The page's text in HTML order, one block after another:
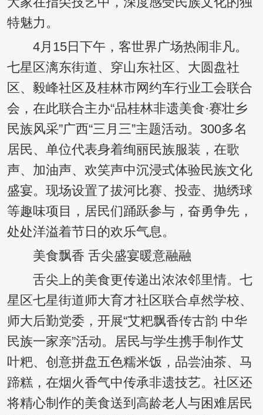
特魅力。
4月15日下午，客世界广场热闹非凡。
七星区漓东街道、穿山东社区、大圆盘社
区、毅峰社区及桂林市网约车行业工会联合
会，在此联合主办“品桂林非遗美食·赛壮乡
民族风采”广西“三月三”主题活动。300多名
居民、单位代表身着绚丽民族服装，在歌
声、加油声、欢笑声中沉浸式体验民族文化
盛宴。现场设置了拔河比赛、投壶、抛绣球
等趣味项目，居民们踊跃参与，奋勇争先，
处处洋溢着节日的欢乐气息。
美食飘香 舌尖盛宴暖意融融
舌尖上的美食更传递出浓浓邻里情。七
星区七星街道师大育才社区联合卓然学校、
师大后勤党委，开展“艾粑飘香传古韵 中华
民族一家亲”活动。居民与学生携手制作艾
叶粑、创意拼盘五色糯米饭，品尝油茶、马
蹄糕，在烟火香气中传承非遗技艺。社区还
将精心制作的美食送到高龄老人与困难居民